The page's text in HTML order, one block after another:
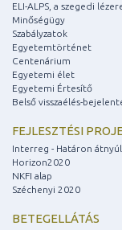
ELI-ALPS, a szegedi
Minőségügy
Szabályzatok
Egyetemtörténet
Centenárium
Egyetemi élet
Egyetemi Értesítő
Belső visszaélés-
FEJLESZTÉSI
Interreg - Határon
Horizon2020
NKFI alap
Széchenyi 2020
BETEGELLÁTÁS